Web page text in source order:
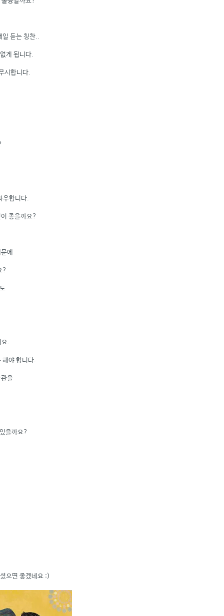
일 듣는 칭찬..
게 됩니다.
시합니다.
우합니다.
좋을까요?
에
?
요.
해야 합니다.
을
을까요?
으면 좋겠네요 :)